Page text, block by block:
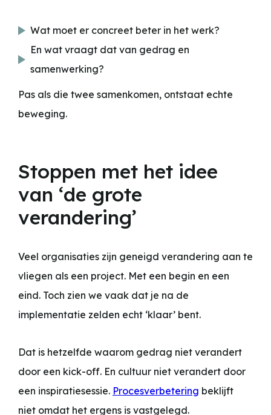
Wat moet er concreet beter in het werk?
En wat vraagt dat van gedrag en
samenwerking?
Pas als die twee samenkomen, ontstaat echte
beweging.
Stoppen met het idee
van ‘de grote
verandering’
Veel organisaties zijn geneigd verandering aan te
vliegen als een project. Met een begin en een
eind. Toch zien we vaak dat je na de
implementatie zelden echt ‘klaar’ bent.
Dat is hetzelfde waarom gedrag niet verandert
door een kick-off. En cultuur niet verandert door
een inspiratiesessie. Procesverbetering beklijft
niet omdat het ergens is vastgelegd.